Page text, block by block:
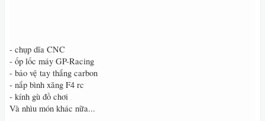
- chụp dĩa CNC
- ốp lốc máy GP-Racing
- bảo vệ tay thắng carbon
- nắp bình xăng F4 rc
- kính gù đồ chơi
Và nhìu món khác nữa...